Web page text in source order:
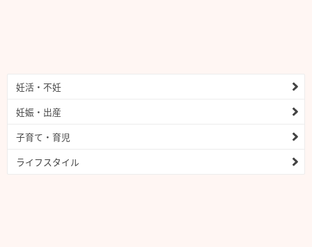
妊活・不妊
妊娠・出産
子育て・育児
ライフスタイル